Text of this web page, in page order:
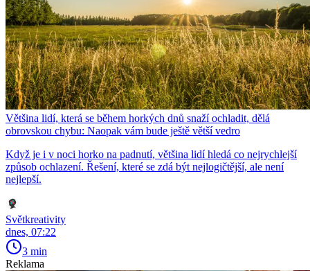
Většina lidí, která se během horkých dnů snaží ochladit, dělá
obrovskou chybu: Naopak vám bude ještě větší vedro
Když je i v noci horko na padnutí, většina lidí hledá co nejrychlejší
způsob ochlazení. Řešení, které se zdá být nejlogičtější, ale není
nejlepší.
Světkreativity
dnes, 07:22
3 min
Reklama